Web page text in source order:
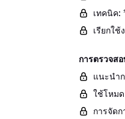
เทคนิค:
เรียกใ
การตรวจส
แนะนำ
ใช้โหม
การจัด